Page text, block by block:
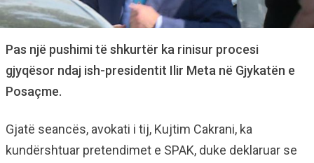
Pas një pushimi të shkurtër ka rinisur procesi
gjyqësor ndaj ish-presidentit Ilir Meta në Gjykatën e
Posaçme.
Gjatë seancës, avokati i tij, Kujtim Cakrani, ka
kundërshtuar pretendimet e SPAK, duke deklaruar se